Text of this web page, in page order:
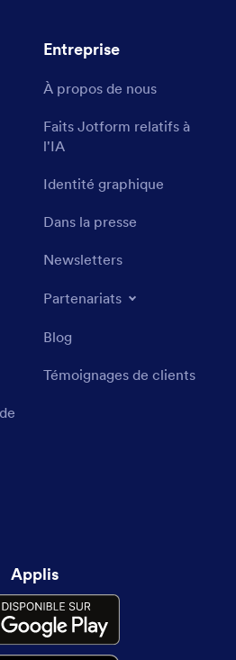
Entreprise
À propos de nous
Faits Jotform relatifs à
l'IA
Identité graphique
Dans la presse
Newsletters
Partenariats
Blog
Témoignages de clients
Applis